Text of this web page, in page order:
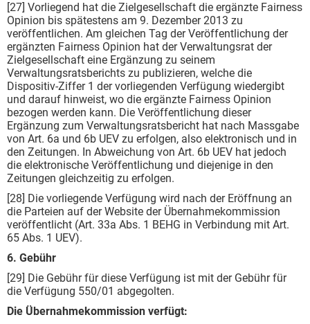
[27] Vorliegend hat die Zielgesellschaft die ergänzte Fairness
Opinion bis spätestens am 9. Dezember 2013 zu
veröffentlichen. Am gleichen Tag der Veröffentlichung der
ergänzten Fairness Opinion hat der Verwaltungsrat der
Zielgesellschaft eine Ergänzung zu seinem
Verwaltungsratsberichts zu publizieren, welche die
Dispositiv-Ziffer 1 der vorliegenden Verfügung wiedergibt
und darauf hinweist, wo die ergänzte Fairness Opinion
bezogen werden kann. Die Veröffentlichung dieser
Ergänzung zum Verwaltungsratsbericht hat nach Massgabe
von Art. 6a und 6b UEV zu erfolgen, also elektronisch und in
den Zeitungen. In Abweichung von Art. 6b UEV hat jedoch
die elektronische Veröffentlichung und diejenige in den
Zeitungen gleichzeitig zu erfolgen.
[28] Die vorliegende Verfügung wird nach der Eröffnung an
die Parteien auf der Website der Übernahmekommission
veröffentlicht (Art. 33a Abs. 1 BEHG in Verbindung mit Art.
65 Abs. 1 UEV).
6. Gebühr
[29] Die Gebühr für diese Verfügung ist mit der Gebühr für
die Verfügung 550/01 abgegolten.
Die Übernahmekommission verfügt: